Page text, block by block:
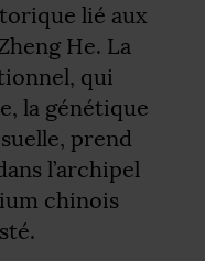
lié aux
He. La
qui
la génétique
prend
l’archipel
chinois